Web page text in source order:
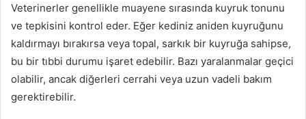
Veterinerler genellikle muayene sırasında kuyruk tonunu
ve tepkisini kontrol eder. Eğer kediniz aniden kuyruğunu
kaldırmayı bırakırsa veya topal, sarkık bir kuyruğa sahipse,
bu bir tıbbi durumu işaret edebilir. Bazı yaralanmalar geçici
olabilir, ancak diğerleri cerrahi veya uzun vadeli bakım
gerektirebilir.